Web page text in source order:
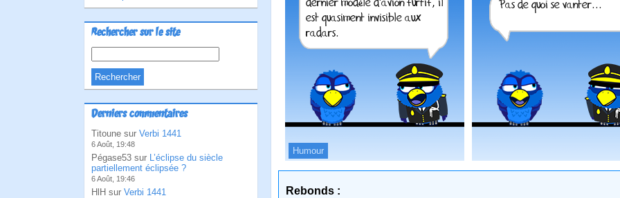
Rechercher sur le site
Derniers commentaires
Titoune sur Verbi 1441
6 Août, 19:48
Pégase53 sur L’éclipse du siècle
partiellement éclipsée ?
6 Août, 19:46
HlH sur Verbi 1441
Humour
Rebonds :